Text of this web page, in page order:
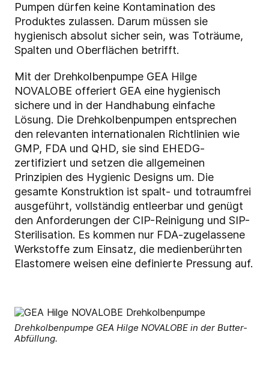
Pumpen dürfen keine Kontamination des
Produktes zulassen. Darum müssen sie
hygienisch absolut sicher sein, was Toträume,
Spalten und Oberflächen betrifft.
Mit der Drehkolbenpumpe GEA Hilge
NOVALOBE offeriert GEA eine hygienisch
sichere und in der Handhabung einfache
Lösung. Die Drehkolbenpumpen entsprechen
den relevanten internationalen Richtlinien wie
GMP, FDA und QHD, sie sind EHEDG-
zertifiziert und setzen die allgemeinen
Prinzipien des Hygienic Designs um. Die
gesamte Konstruktion ist spalt- und totraumfrei
ausgeführt, vollständig entleerbar und genügt
den Anforderungen der CIP-Reinigung und SIP-
Sterilisation. Es kommen nur FDA-zugelassene
Werkstoffe zum Einsatz, die medienberührten
Elastomere weisen eine definierte Pressung auf.
Drehkolbenpumpe GEA Hilge NOVALOBE in der Butter-
Abfüllung.